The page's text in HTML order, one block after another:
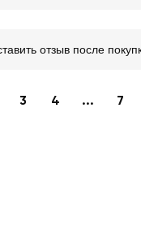
отзыв после
3 4 ... 7